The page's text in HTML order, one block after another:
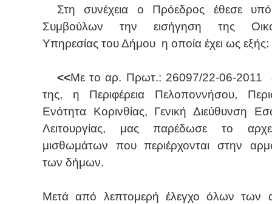
Στη συνέχεια ο Πρόεδρος έθεσε
Συμβούλων την εισήγηση της
Υπηρεσίας του Δήμου η οποία έχει ως εξής:
<<Με το αρ. Πρωτ.: 26097/22-06-2011
της, η Περιφέρεια Πελοποννήσου,
Ενότητα Κορινθίας, Γενική Διεύθυνση
Λειτουργίας, μας παρέδωσε το
μισθωμάτων που περιέρχονται στην
των δήμων.
Μετά από λεπτομερή έλεγχο όλων των